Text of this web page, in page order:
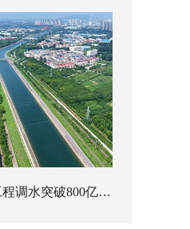
南水北调中线工程调水突破800亿立方米